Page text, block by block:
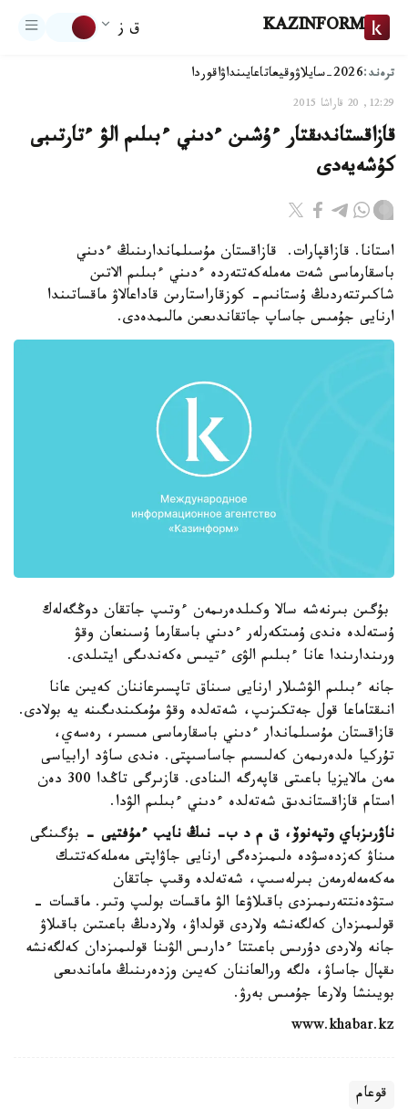
KAZINFORM ق ز
ترەند:2026-سايلاۋ وقيعاتاعايىنداۋاقوردا
12:29, 20 قاراشا 2015
قازاقستاندىقتار ءۇشىن ءدىني ءبىلىم الۋ ءتارتىبى
كۇشەيەدى
استانا. قازاقپارات. قازاقستان مۇسىلماندارىنىڭ ءدىني
باسقارماسى شەت مەملەكەتتەردە ءدىني ءبىلىم الاتىن
شاكىرتتەردىڭ ۇستانىم- كوزقاراستارىن قاداعالاۋ ماقساتىندا
ارنايى جۇمىس جاساپ جاتقاندىعىن مالىمدەدى.
بۇگىن بىرنەشە سالا وكىلدەرىمەن ءوتىپ جاتقان دوڭگەلەك
ۇستەلدە ەندى ۇمىتكەرلەر ءدىني باسقارما ۇسىنعان وقۋ
ورىندارىندا عانا ءبىلىم الۋى ءتيىس ەكەندىگى ايتىلدى.
جانە ءبىلىم الۋشىلار ارنايى سىناق تاپسىرعاننان كەيىن عانا
انىقتاماعا قول جەتكىزىپ، شەتەلدە وقۋ مۇمكىندىگىنە يە بولادى.
قازاقستان مۇسىلماندار ءدىني باسقارماسى مىسىر، رەسەي،
تۇركيا ەلدەرىمەن كەلىسىم جاساسىپتى. ەندى ساۋد ارابياسى
مەن مالايزيا باعىتى قاپەرگە الىنادى. قازىرگى تاڭدا 300 دەن
استام قازاقستاندىق شەتەلدە ءدىني ءبىلىم الۋدا.
ناۋرىزباي وتپەنوۆ، ق م د ب- نىڭ نايب ءمۇفتيى - بۇگىنگى
مىناۋ كەزدەسۋدە ەلىمىزدەگى ارنايى جاۋاپتى مەملەكەتتىك
مەكەمەلەرمەن بىرلەسىپ، شەتەلدە وقىپ جاتقان
ستۋدەنتتەرىمىزدى باقىلاۋعا الۋ ماقسات بولىپ وتىر. ماقسات -
قولىمىزدان كەلگەنشە ولاردى قولداۋ، ولاردىڭ باعىتىن باقىلاۋ
جانە ولاردى دۇرىس باعىتتا ءدارىس الۋىنا قولىمىزدان كەلگەنشە
ىقپال جاساۋ، ەلگە ورالعاننان كەيىن وزدەرىنىڭ ماماندىعى
بويىنشا ولارعا جۇمىس بەرۋ.
www.khabar.kz
قوعام